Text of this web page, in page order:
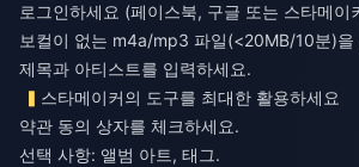
로그인하세요 (페이스북, 구글 또는 스타메이
보컬이 없는 m4a/mp3 파일(<20MB/10분)을
제목과 아티스트를 입력하세요.
스타메이커의 도구를 최대한 활용하세요
약관 동의 상자를 체크하세요.
선택 사항: 앨범 아트, 태그.